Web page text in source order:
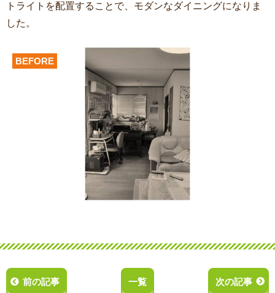
トライトを配置することで、モダンなダイニングになりま
した。
BEFORE
前の記事 一覧 次の記事